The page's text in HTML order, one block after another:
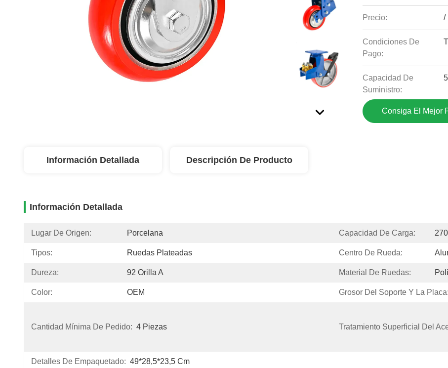
Precio: /
Condiciones De
Pago:
Capacidad De
Suministro:
Consiga El Mejor
Información Detallada Descripción De Producto
Información Detallada
Lugar De Origen: Porcelana Capacidad De Carga:
Tipos: Ruedas Plateadas Centro De Rueda:
Dureza: 92 Orilla A Material De Ruedas:
Color: OEM Grosor Del Soporte Y La Placa:
Cantidad Mínima De Pedido: 4 Piezas Tratamiento Superficial Del
Detalles De Empaquetado: 49*28,5*23,5 Cm